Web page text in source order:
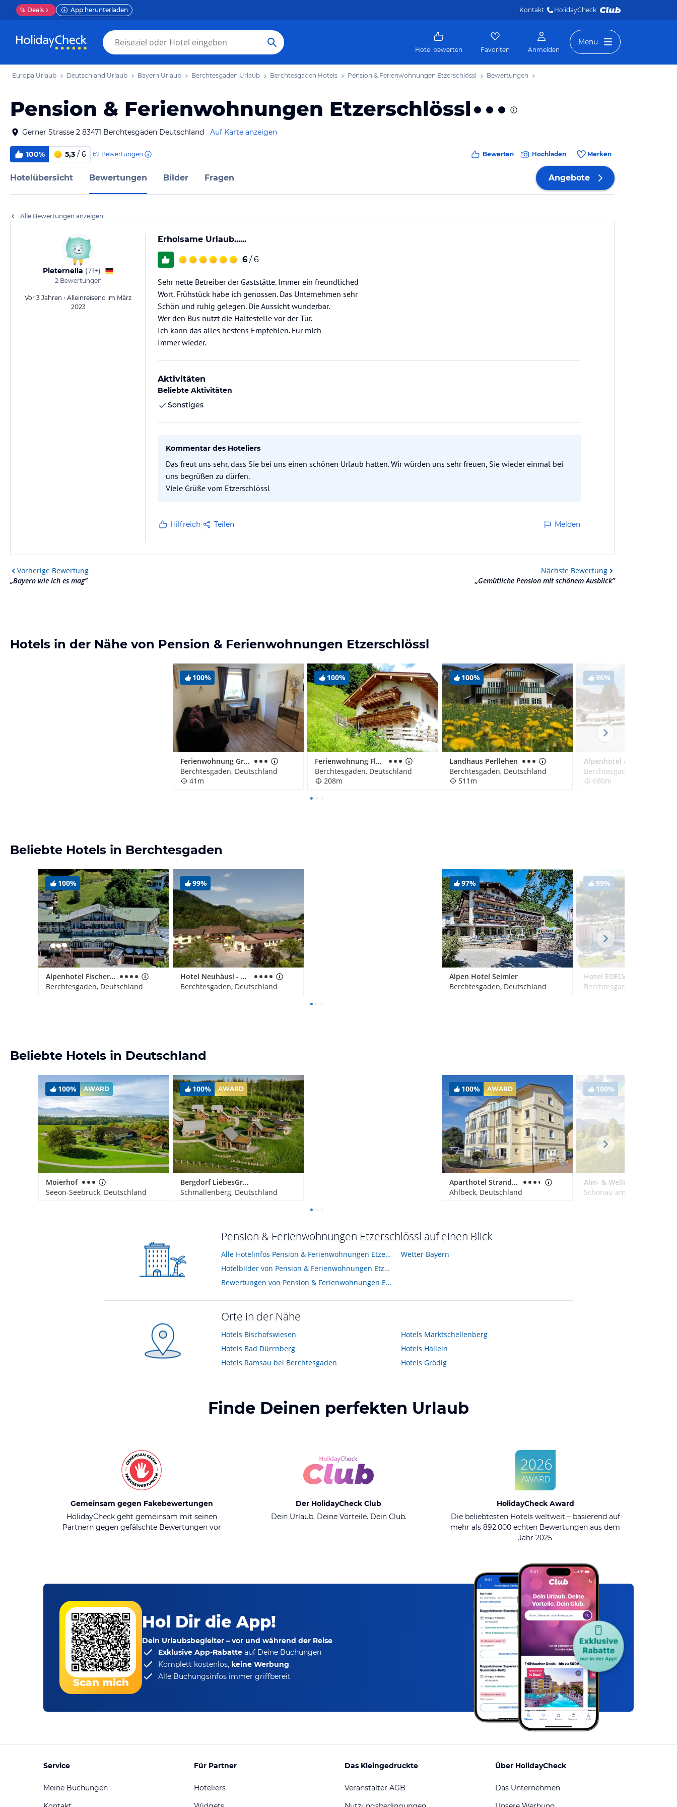
% Deals App herunterladen Kontakt HolidayCheck
Hotel bewerten Favoriten Anmelden
Menü
Europa Urlaub Deutschland Urlaub Bayern Urlaub Berchtesgaden Urlaub Berchtesgaden Hotels Pension & Ferienwohnungen Etzerschlössl Bewertungen
Pension & Ferienwohnungen Etzerschlössl
Gerner Strasse 2 83471 Berchtesgaden Deutschland Auf Karte anzeigen
100% 5,3 / 6 62 Bewertungen Bewerten Hochladen Merken
Hotelübersicht Bewertungen Bilder Fragen Angebote
Alle Bewertungen anzeigen
Pieternella (71+)
2Bewertungen
Vor 3 Jahren • Alleinreisend im März
2023
Erholsame Urlaub......
6 / 6
Sehr nette Betreiber der Gaststätte. Immer ein freundliched
Wort. Frühstück habe ich genossen. Das Unternehmen sehr
Schön und ruhig gelegen. Die Aussicht wunderbar.
Wer den Bus nutzt die Haltestelle vor der Tür.
Ich kann das alles bestens Empfehlen. Für mich
Immer wieder.
Aktivitäten
Beliebte Aktivitäten
Sonstiges
Kommentar des Hoteliers
Das freut uns sehr, dass Sie bei uns einen schönen Urlaub hatten. Wir würden uns sehr freuen, Sie wieder einmal bei
uns begrüßen zu dürfen.
Viele Grüße vom Etzerschlössl
Hilfreich Teilen Melden
Vorherige Bewertung
„Bayern wie ich es mag”
Nächste Bewertung
„Gemütliche Pension mit schönem Ausblick”
Hotels in der Nähe von Pension & Ferienwohnungen Etzerschlössl
100%
Ferienwohnung Grüsser
Berchtesgaden, Deutschland
41m
100%
Ferienwohnung Fluchthäusl
Berchtesgaden, Deutschland
208m
100%
Landhaus Perllehen
Berchtesgaden, Deutschland
511m
96%
Berchtesgaden,
680m
Beliebte Hotels in Berchtesgaden
100%
Alpenhotel Fischer Adults Only
Berchtesgaden, Deutschland
99%
Hotel Neuhäusl - herzlich & familiär
Berchtesgaden, Deutschland
97%
Alpen Hotel Seimler
Berchtesgaden, Deutschland
99%
Berchtesgaden,
Beliebte Hotels in Deutschland
100% AWARD
Moierhof
Seeon-Seebruck, Deutschland
100% AWARD
Bergdorf LiebesGrün
Schmallenberg, Deutschland
100% AWARD
Aparthotel Strandhus Familie Herrgott
Ahlbeck, Deutschland
100% AWARD
Pension & Ferienwohnungen Etzerschlössl auf einen Blick
Alle Hotelinfos Pension & Ferienwohnungen Etzerschlössl
Hotelbilder von Pension & Ferienwohnungen Etzerschlössl
Bewertungen von Pension & Ferienwohnungen Etzerschlössl
Wetter Bayern
Orte in der Nähe
Hotels Bischofswiesen
Hotels Bad Dürrnberg
Hotels Ramsau bei Berchtesgaden
Hotels Marktschellenberg
Hotels Hallein
Hotels Grödig
Finde Deinen perfekten Urlaub
Gemeinsam gegen Fakebewertungen
HolidayCheck geht gemeinsam mit seinen
Partnern gegen gefälschte Bewertungen vor
Der HolidayCheck Club
Dein Urlaub. Deine Vorteile. Dein Club.
HolidayCheck Award
Die beliebtesten Hotels weltweit – basierend auf
mehr als 892.000 echten Bewertungen aus dem
Jahr 2025
Scan mich
Hol Dir die App!
Dein Urlaubsbegleiter – vor und während der Reise
Exklusive App-Rabatte auf Deine Buchungen
Komplett kostenlos, keine Werbung
Alle Buchungsinfos immer griffbereit
Service
Meine Buchungen
Für Partner
Hoteliers
Das Kleingedruckte
Veranstalter AGB
Über HolidayCheck
Das Unternehmen